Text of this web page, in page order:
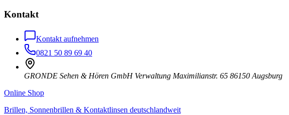
Kontakt
Kontakt aufnehmen
0821 50 89 69 40
GRONDE Sehen & Hören GmbH Verwaltung Maximilianstr. 65 86150 Augsburg
Online Shop
Brillen, Sonnenbrillen & Kontaktlinsen deutschlandweit